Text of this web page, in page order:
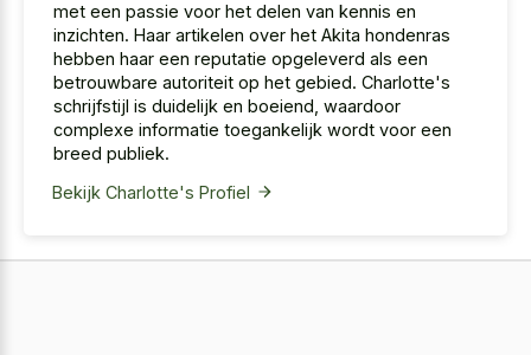
met een passie voor het delen van kennis en
inzichten. Haar artikelen over het Akita hondenras
hebben haar een reputatie opgeleverd als een
betrouwbare autoriteit op het gebied. Charlotte's
schrijfstijl is duidelijk en boeiend, waardoor
complexe informatie toegankelijk wordt voor een
breed publiek.
Bekijk Charlotte's Profiel